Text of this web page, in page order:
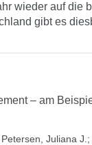
wieder auf die
gibt es
– am
Petersen, Juliana J. ;